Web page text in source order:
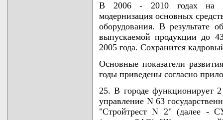
В 2006 - 2010 годах на
модернизация основных
оборудования. В результате
выпускаемой продукции до
2005 года. Сохранится
Основные показатели
годы приведены согласно
25. В городе функционирует 2
управление N 63
"Стройтрест N 2" (далее -